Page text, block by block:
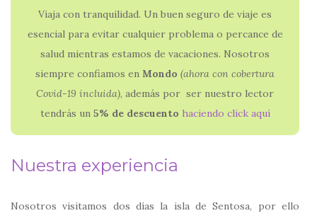
Viaja con tranquilidad. Un buen seguro de viaje es
esencial para evitar cualquier problema o percance de
salud mientras estamos de vacaciones. Nosotros
siempre confiamos en Mondo (ahora con cobertura
Covid-19 incluida), además por ser nuestro lector
tendrás un 5% de descuento haciendo click aquí
Nuestra experiencia
Nosotros visitamos dos días la isla de Sentosa, por ello